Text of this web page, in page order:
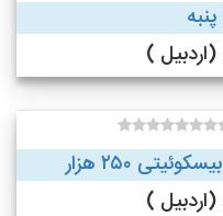
۲۵۰ هزار